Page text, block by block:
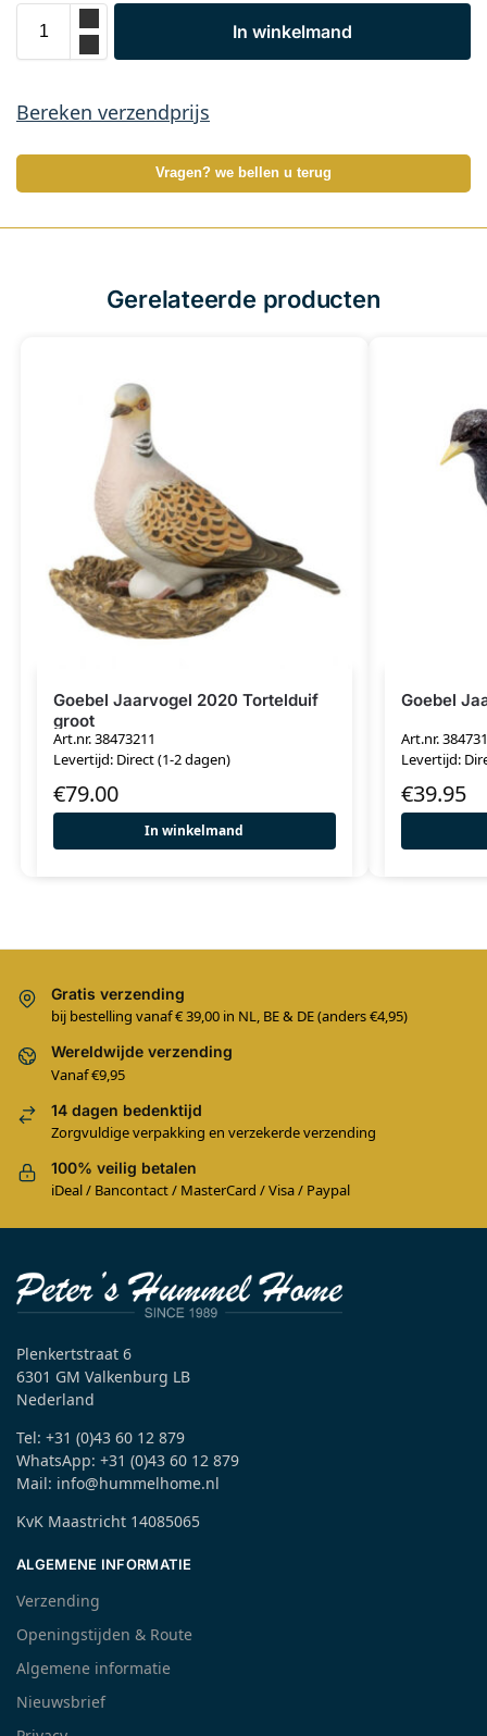
In winkelmand
Bereken verzendprijs
Vragen? we bellen u terug
Gerelateerde producten
Goebel Jaarvogel 2020 Tortelduif
groot
Art.nr. 38473211
Levertijd: Direct (1-2 dagen)
€79.00
In winkelmand
Goebel
Art.nr.
Levertijd:
€39.95
Gratis verzending
bij bestelling vanaf € 39,00 in NL, BE & DE (anders €4,95)
Wereldwijde verzending
Vanaf €9,95
14 dagen bedenktijd
Zorgvuldige verpakking en verzekerde verzending
100% veilig betalen
iDeal / Bancontact / MasterCard / Visa / Paypal
Plenkertstraat 6
6301 GM Valkenburg LB
Nederland
Tel: +31 (0)43 60 12 879
WhatsApp: +31 (0)43 60 12 879
Mail: info@hummelhome.nl
KvK Maastricht 14085065
ALGEMENE INFORMATIE
Verzending
Openingstijden & Route
Algemene informatie
Nieuwsbrief